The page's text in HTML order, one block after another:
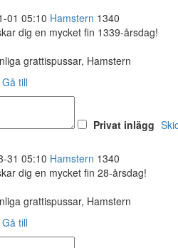
01 05:10 Hamstern 1340
dig en mycket fin 1339-årsdag!
grattispussar, Hamstern
Gå till
Privat inlägg
31 05:10 Hamstern 1340
dig en mycket fin 28-årsdag!
grattispussar, Hamstern
Gå till